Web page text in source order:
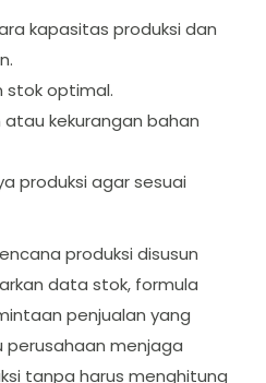
kapasitas produksi dan
stok optimal.
atau kekurangan bahan
produksi agar sesuai
produksi disusun
data stok, formula
penjualan yang
perusahaan menjaga
tanpa harus menghitung